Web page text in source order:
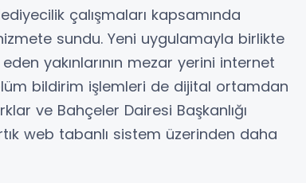
çalışmaları kapsamında
sundu. Yeni uygulamayla birlikte
yakınlarının mezar yerini internet
bildirim işlemleri de dijital ortamdan
ve Bahçeler Dairesi Başkanlığı
web tabanlı sistem üzerinden daha